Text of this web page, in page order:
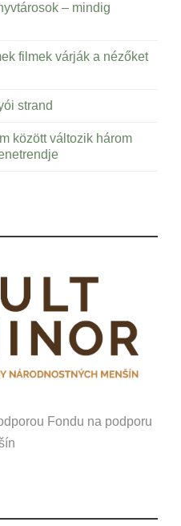
– mindig
filmek várják a nézőket
strand
között változik három
Fondu na podporu